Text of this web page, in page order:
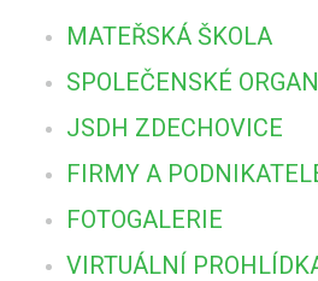
MATEŘSKÁ ŠKOLA
SPOLEČENSKÉ
JSDH ZDECHOVICE
FIRMY A
FOTOGALERIE
VIRTUÁLNÍ